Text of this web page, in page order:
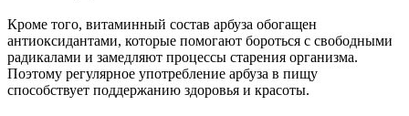
Кроме того, витаминный состав арбуза обогащен
антиоксидантами, которые помогают бороться с свободными
радикалами и замедляют процессы старения организма.
Поэтому регулярное употребление арбуза в пищу
способствует поддержанию здоровья и красоты.